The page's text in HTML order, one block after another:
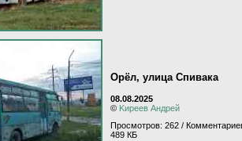
Орёл, улица Спивака
08.08.2025
© Kиpeeв Aндpeй
Просмотров: 262 /
489 КБ